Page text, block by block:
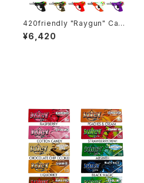
420friendly "Raygun" Cart
Battery｜光×音×操作性の未
来型510バッテリー
¥6,420